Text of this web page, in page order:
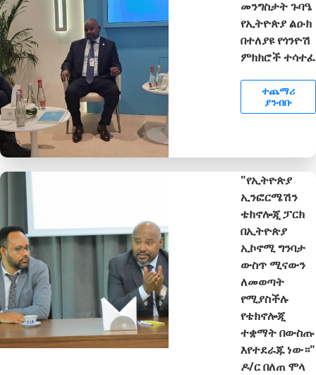
መንግስታት ጉባዔ
የኢትዮጵያ ልዑክ
በተለያዩ የጎንዮሽ
ምክክሮች ተሳተፈ
ተጨማሪ
ያንብቡ
"የኢትዮጵያ
ኢንፎርሜሽን
ቴክኖሎጂ ፓርክ
በኢትዮጵያ
ኢኮኖሚ ግንባታ
ውስጥ ሚናውን
ለመወጣት
የሚያስችሉ
የቴክኖሎጂ
ተቋማት በውስጡ
እየተደራጁ ነው።"
ዶ/ር በለጠ ሞላ